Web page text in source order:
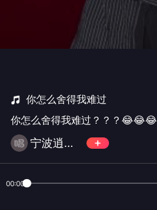
你怎么舍得我难过
你怎么舍得我难过？？？😂😂😂
宁波逍遥哥
00:00